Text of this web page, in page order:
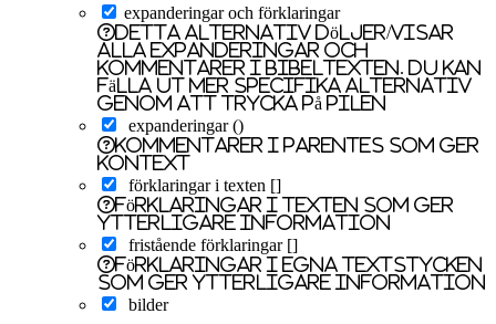
expanderingar och förklaringar
Detta alternativ döljer/visar
alla expanderingar och
kommentarer i bibeltexten. Du kan
fälla ut mer specifika alternativ
genom att trycka på pilen
expanderingar ()
kommentarer i parentes som ger
kontext
förklaringar i texten []
förklaringar i texten som ger
ytterligare information
fristående förklaringar []
förklaringar i egna textstycken
som ger ytterligare information
bilder